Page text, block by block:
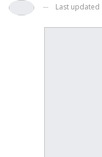
Last updated